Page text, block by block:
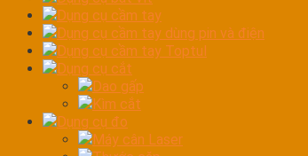
Dụng cụ cầm tay
Dụng cụ cầm tay dùng pin và điện
Dụng cụ cầm tay Toptul
Dụng cụ cắt
Dao gấp
Kìm cắt
Dụng cụ đo
Máy cân Laser